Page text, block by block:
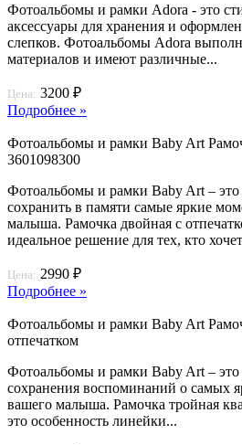
Фотоальбомы и рамки Adora - это
аксессуары для хранения и
слепков. Фотоальбомы Adora
материалов и имеют различные...
Цена: 3200 ₽
Подробнее »
Фотоальбомы и рамки Baby Art
3601098300
Фотоальбомы и рамки Baby Art –
сохранить в памяти самые яркие
малыша. Рамочка двойная с
идеальное решение для тех, кто
Цена: 2990 ₽
Подробнее »
Фотоальбомы и рамки Baby Art
отпечатком
Фотоальбомы и рамки Baby Art – это
сохранения воспоминаний о самых
вашего малыша. Рамочка тройная
это особенность линейки...